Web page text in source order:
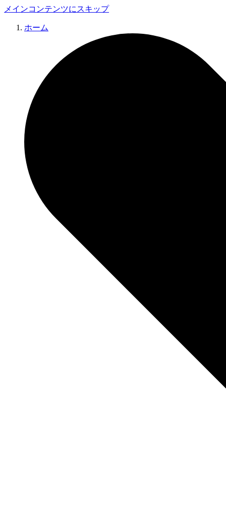
メインコンテンツにスキップ
ホーム